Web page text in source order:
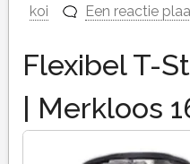
koi
Een reactie
Flexibel T-
| Merkloos